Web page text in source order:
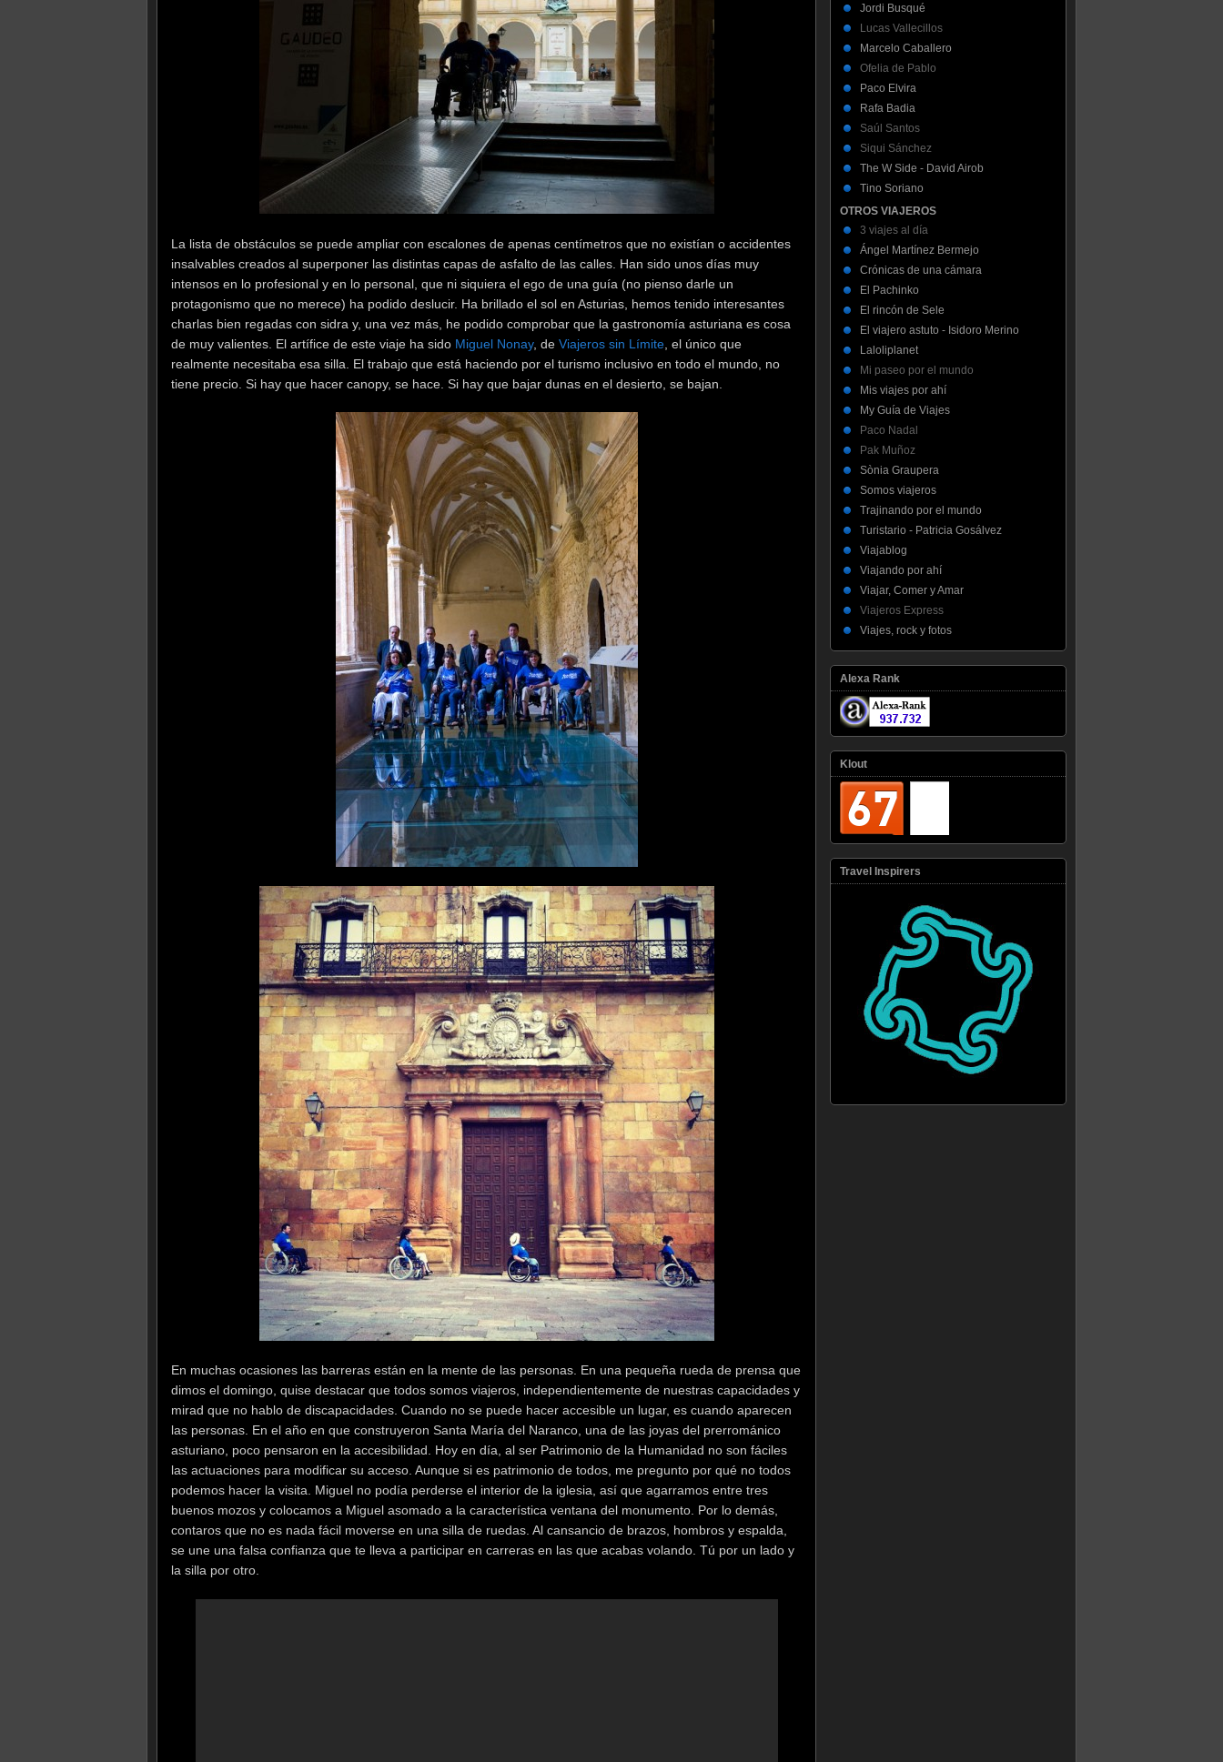
La lista de obstáculos se puede ampliar con escalones de apenas centímetros que no existían o accidentes
insalvables creados al superponer las distintas capas de asfalto de las calles. Han sido unos días muy
intensos en lo profesional y en lo personal, que ni siquiera el ego de una guía (no pienso darle un
protagonismo que no merece) ha podido deslucir. Ha brillado el sol en Asturias, hemos tenido interesantes
charlas bien regadas con sidra y, una vez más, he podido comprobar que la gastronomía asturiana es cosa
de muy valientes. El artífice de este viaje ha sido Miguel Nonay, de Viajeros sin Límite , el único que
realmente necesitaba esa silla. El trabajo que está haciendo por el turismo inclusivo en todo el mundo, no
tiene precio. Si hay que hacer canopy, se hace. Si hay que bajar dunas en el desierto, se bajan.
En muchas ocasiones las barreras están en la mente de las personas. En una pequeña rueda de prensa que
dimos el domingo, quise destacar que todos somos viajeros, independientemente de nuestras capacidades y
mirad que no hablo de discapacidades. Cuando no se puede hacer accesible un lugar, es cuando aparecen
las personas. En el año en que construyeron Santa María del Naranco, una de las joyas del prerrománico
asturiano, poco pensaron en la accesibilidad. Hoy en día, al ser Patrimonio de la Humanidad no son fáciles
las actuaciones para modificar su acceso. Aunque si es patrimonio de todos, me pregunto por qué no todos
podemos hacer la visita. Miguel no podía perderse el interior de la iglesia, así que agarramos entre tres
buenos mozos y colocamos a Miguel asomado a la característica ventana del monumento. Por lo demás,
contaros que no es nada fácil moverse en una silla de ruedas. Al cansancio de brazos, hombros y espalda,
se une una falsa confianza que te lleva a participar en carreras en las que acabas volando. Tú por un lado y
la silla por otro.
Jordi Busqué
Lucas Vallecillos
Marcelo Caballero
Ofelia de Pablo
Paco Elvira
Rafa Badia
Saúl Santos
Siqui Sánchez
The W Side - David Airob
Tino Soriano
OTROS VIAJEROS
3 viajes al día
Ángel Martínez Bermejo
Crónicas de una cámara
El Pachinko
El rincón de Sele
El viajero astuto - Isidoro Merino
Laloliplanet
Mi paseo por el mundo
Mis viajes por ahí
My Guía de Viajes
Paco Nadal
Pak Muñoz
Sònia Graupera
Somos viajeros
Trajinando por el mundo
Turistario - Patricia Gosálvez
Viajablog
Viajando por ahí
Viajar, Comer y Amar
Viajeros Express
Viajes, rock y fotos
Alexa Rank
Klout
Travel Inspirers